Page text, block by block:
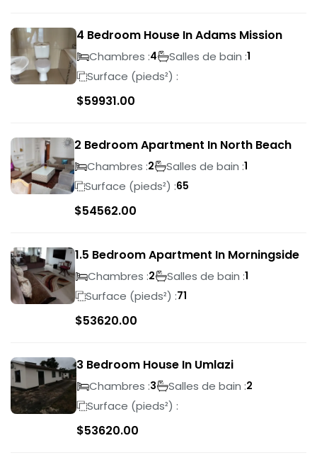
4 Bedroom House In Adams Mission
Chambres :4 Salles de bain :1
Surface (pieds²) :
$59931.00
2 Bedroom Apartment In North Beach
Chambres :2 Salles de bain :1
Surface (pieds²) :65
$54562.00
1.5 Bedroom Apartment In Morningside
Chambres :2 Salles de bain :1
Surface (pieds²) :71
$53620.00
3 Bedroom House In Umlazi
Chambres :3 Salles de bain :2
Surface (pieds²) :
$53620.00